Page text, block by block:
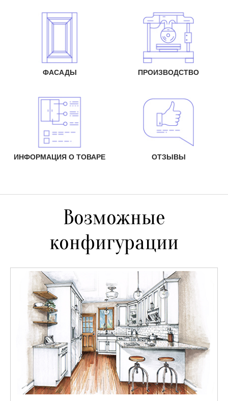
ФАСАДЫ ПРОИЗВОДСТВО
ИНФОРМАЦИЯ О ТОВАРЕ ОТЗЫВЫ
Возможные
конфигурации